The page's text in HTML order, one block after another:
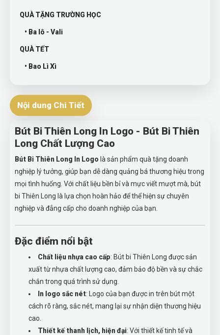
QUÀ TẶNG TRƯỜNG HỌC
• Ba lô - Vali
QUÀ TẾT
• Bao Lì Xì
Nội dung Chi Tiết
Bút Bi Thiên Long In Logo - Bút Bi Thiên
Long Chất Lượng Cao
Bút Bi Thiên Long In Logo là sản phẩm quà tặng doanh
nghiệp lý tưởng, giúp bạn dễ dàng quảng bá thương hiệu trong
mọi tình huống. Với chất liệu bền bỉ và mực viết mượt mà, bút
bi Thiên Long là lựa chọn hoàn hảo để thể hiện sự chuyên
nghiệp và đẳng cấp cho doanh nghiệp của bạn.
Đặc điểm nổi bật
Chất liệu nhựa cao cấp: Bút bi Thiên Long được sản
xuất từ nhựa chất lượng cao, đảm bảo độ bền và sự chắc
chắn trong quá trình sử dụng.
In logo sắc nét: Logo của bạn được in trên bút một
cách rõ ràng, sắc nét, mang lại sự nhận diện thương hiệu
cao.
Thiết kế thanh lịch, hiện đại: Với thiết kế tinh tế và